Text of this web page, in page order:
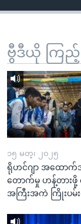
ရှာဖွေ
နေရာ
သို့
ကျော်
ရန်
ဗွီဒီယို ကြည့်
၁၅ မတ္၊ ၂၀၂၅
ရိုဟင်ဂျာ အထောက်
တောက်မှု ဟန့်တား
အကြီးအကဲ ကြိုးပမ်